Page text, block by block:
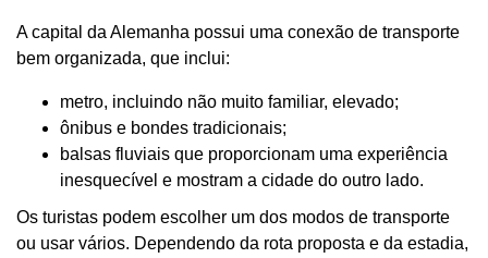
A capital da Alemanha possui uma conexão de transporte
bem organizada, que inclui:
metro, incluindo não muito familiar, elevado;
ônibus e bondes tradicionais;
balsas fluviais que proporcionam uma experiência
inesquecível e mostram a cidade do outro lado.
Os turistas podem escolher um dos modos de transporte
ou usar vários. Dependendo da rota proposta e da estadia,